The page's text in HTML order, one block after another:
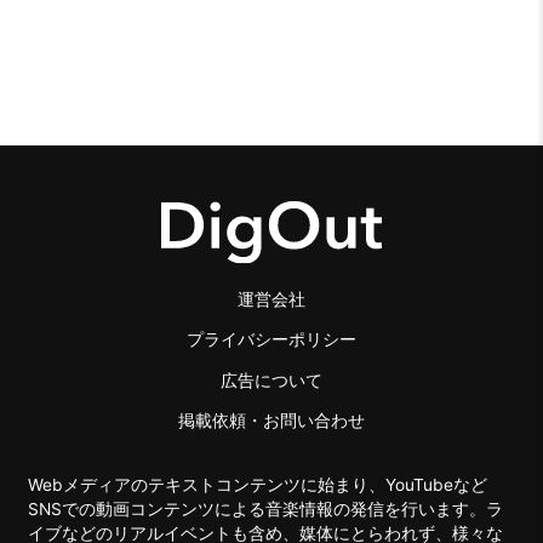
運営会社
プライバシーポリシー
広告について
掲載依頼・お問い合わせ
Webメディアのテキストコンテンツに始まり、YouTubeなど
SNSでの動画コンテンツによる音楽情報の発信を行います。ラ
イブなどのリアルイベントも含め、媒体にとらわれず、様々な